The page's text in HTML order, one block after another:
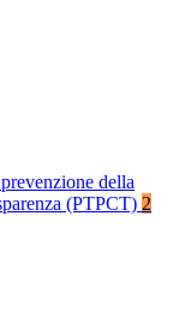
della
(PTPCT) 2